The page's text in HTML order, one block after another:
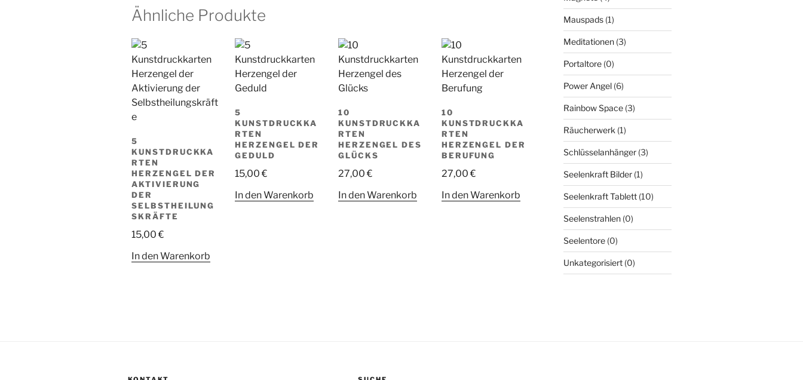
Ähnliche Produkte
5
KUNSTDRUCKKA
RTEN
HERZENGEL DER
AKTIVIERUNG
DER
SELBSTHEILUNG
SKRÄFTE
15,00€
In den Warenkorb
5
KUNSTDRUCKKA
RTEN
HERZENGEL DER
GEDULD
15,00€
In den Warenkorb
10
KUNSTDRUCKKA
RTEN
HERZENGEL DES
GLÜCKS
27,00€
In den Warenkorb
10
KUNSTDRUCKKA
RTEN
HERZENGEL DER
BERUFUNG
27,00€
In den Warenkorb
Mauspads (1)
Meditationen (3)
Portaltore (0)
Power Angel (6)
Rainbow Space (3)
Räucherwerk (1)
Schlüsselanhänger (3)
Seelenkraft Bilder (1)
Seelenkraft Tablett (10)
Seelenstrahlen (0)
Seelentore (0)
Unkategorisiert (0)